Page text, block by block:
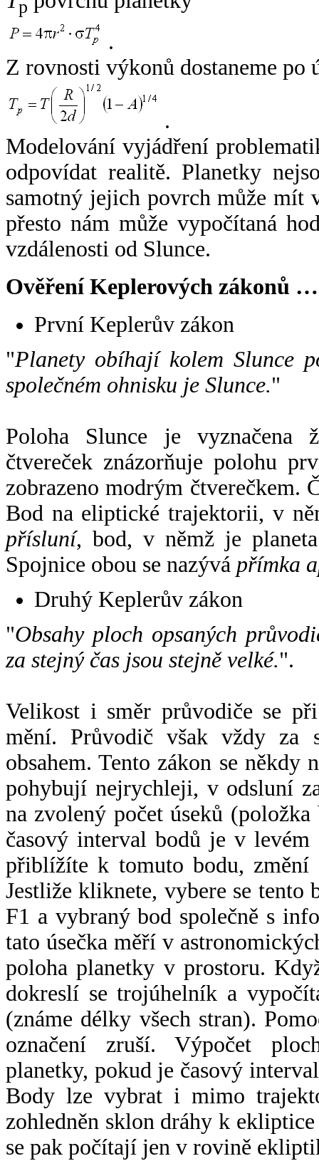
p
.
Z rovnosti výkonů dostaneme po
.
Modelování vyjádření
odpovídat realitě. Planetky
samotný jejich povrch může mít
přesto nám může vypočítaná
vzdálenosti od Slunce.
Ověření Keplerových zákonů …
První Keplerův zákon
"Planety obíhají kolem Slunce
společném ohnisku je Slunce."
Poloha Slunce je vyznačena
čtvereček znázorňuje polohu
zobrazeno modrým čtverečkem.
Bod na eliptické trajektorii, v
přísluní, bod, v němž je
Spojnice obou se nazývá přímka
Druhý Keplerův zákon
"Obsahy ploch opsaných
za stejný čas jsou stejně velké.".
Velikost i směr průvodiče se
mění. Průvodič však vždy za
obsahem. Tento zákon se někdy
pohybují nejrychleji, v odsluní
na zvolený počet úseků
časový interval bodů je v
přiblížíte k tomuto bodu,
Jestliže kliknete, vybere se tento
F1 a vybraný bod společně s
tato úsečka měří v
poloha planetky v prostoru.
dokreslí se trojúhelník a
(známe délky všech stran).
označení zruší. Výpočet
planetky, pokud je časový
Body lze vybrat i mimo
zohledněn sklon dráhy k
se pak počítají jen v rovině